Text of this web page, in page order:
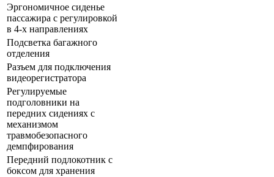
Эргономичное сиденье
пассажира с регулировкой
в 4-х направлениях
Подсветка багажного
отделения
Разъем для подключения
видеорегистратора
Регулируемые
подголовники на
передних сидениях с
механизмом
травмобезопасного
демпфирования
Передний подлокотник с
боксом для хранения